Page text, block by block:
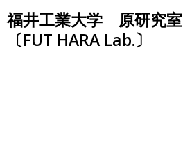
Skip
to
content
福井工業大学 原研究室
〔FUT HARA Lab.〕